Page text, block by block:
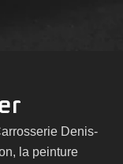
Denis-
la peinture